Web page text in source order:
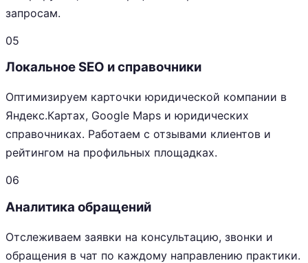
запросам.
05
Локальное SEO и справочники
Оптимизируем карточки юридической компании в
Яндекс.Картах, Google Maps и юридических
справочниках. Работаем с отзывами клиентов и
рейтингом на профильных площадках.
06
Аналитика обращений
Отслеживаем заявки на консультацию, звонки и
обращения в чат по каждому направлению практики.